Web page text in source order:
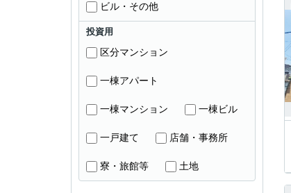
ビル・その他
投資用
区分マンション
一棟アパート
一棟マンション 一棟ビル
一戸建て 店舗・事務所
寮・旅館等 土地